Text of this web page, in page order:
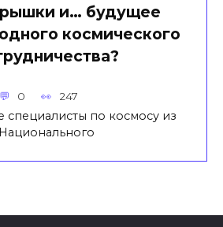
и… будущее
космического
0 247
специалисты по космосу из
Национального